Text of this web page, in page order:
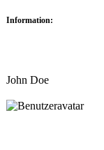
Information:
John Doe